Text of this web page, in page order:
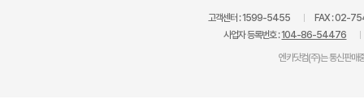
고객센터 :1599-5455 FAX :02-
사업자 등록번호 :104-86-54476
엔카닷컴(주)는 통신판매